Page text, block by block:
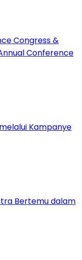
Congress &
Conference
Kampanye
Bertemu dalam